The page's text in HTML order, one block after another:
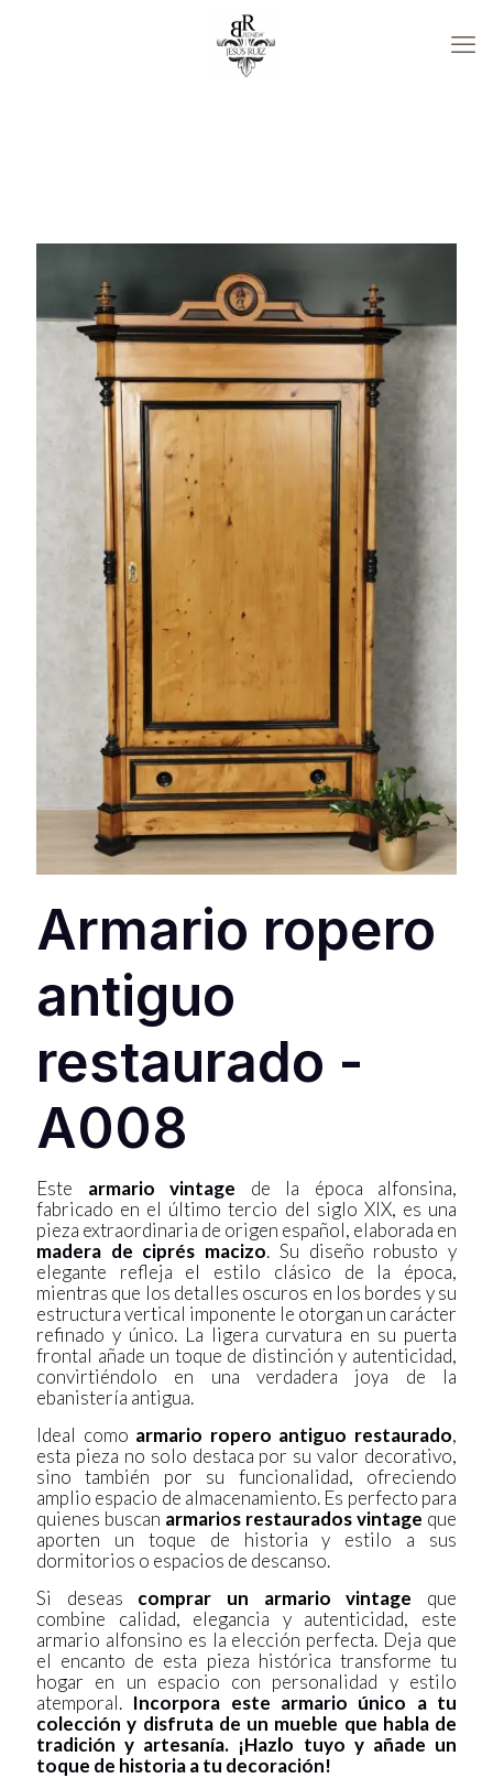
Armario ropero
antiguo
restaurado -
A008
Este armario vintage de la época alfonsina,
fabricado en el último tercio del siglo XIX, es una
pieza extraordinaria de origen español, elaborada en
madera de ciprés macizo. Su diseño robusto y
elegante refleja el estilo clásico de la época,
mientras que los detalles oscuros en los bordes y su
estructura vertical imponente le otorgan un carácter
refinado y único. La ligera curvatura en su puerta
frontal añade un toque de distinción y autenticidad,
convirtiéndolo en una verdadera joya de la
ebanistería antigua.
Ideal como armario ropero antiguo restaurado,
esta pieza no solo destaca por su valor decorativo,
sino también por su funcionalidad, ofreciendo
amplio espacio de almacenamiento. Es perfecto para
quienes buscan armarios restaurados vintage que
aporten un toque de historia y estilo a sus
dormitorios o espacios de descanso.
Si deseas comprar un armario vintage que
combine calidad, elegancia y autenticidad, este
armario alfonsino es la elección perfecta. Deja que
el encanto de esta pieza histórica transforme tu
hogar en un espacio con personalidad y estilo
atemporal. Incorpora este armario único a tu
colección y disfruta de un mueble que habla de
tradición y artesanía. ¡Hazlo tuyo y añade un
toque de historia a tu decoración!